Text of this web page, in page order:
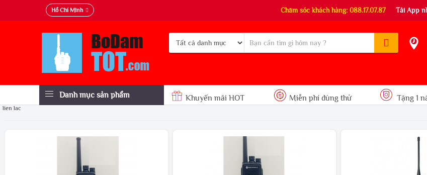
Hồ Chí Minh Chăm sóc khách hàng: 088.17.07.87 Tải App
Danh mục sản phẩm Khuyến mãi HOT Miễn phí dùng thử Tặng 1
lien lac